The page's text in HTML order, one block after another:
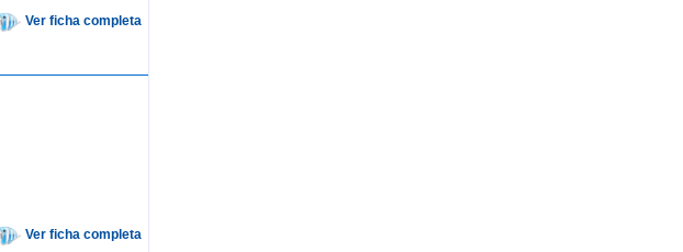
Ver ficha completa
Ver ficha completa